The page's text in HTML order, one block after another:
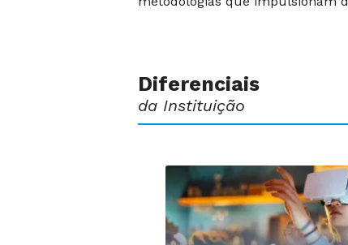
Diferenciais
da Instituição